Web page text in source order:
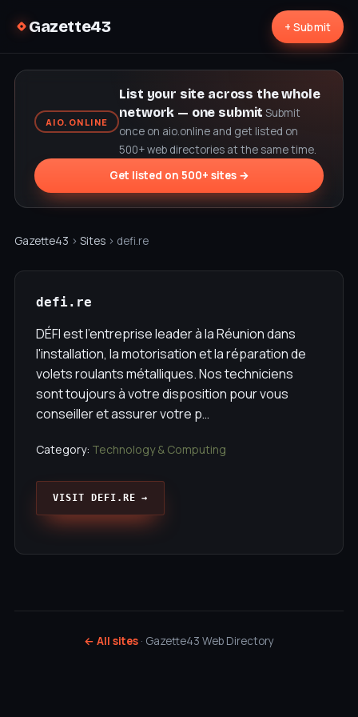
Gazette43 + Submit
AIO.ONLINE
List your site across the whole
network — one submit Submit
once on aio.online and get listed on
500+ web directories at the same time.
Get listed on 500+ sites →
Gazette43 › Sites › defi.re
defi.re
DÉFI est l'entreprise leader à la Réunion dans
l'installation, la motorisation et la réparation de
volets roulants métalliques. Nos techniciens
sont toujours à votre disposition pour vous
conseiller et assurer votre p…
Category: Technology & Computing
VISIT DEFI.RE →
← All sites · Gazette43 Web Directory